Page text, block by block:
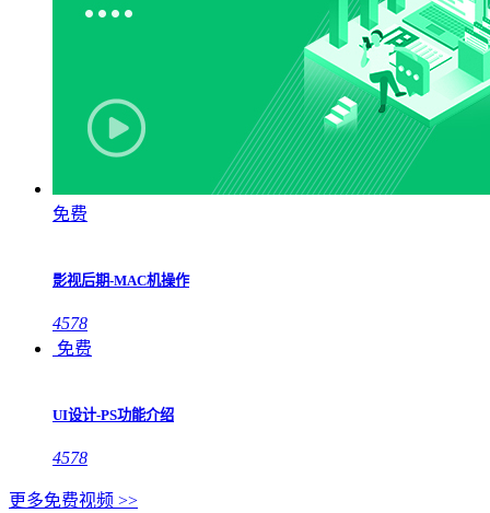
免费
影视后期-MAC机操作
4578
免费
UI设计-PS功能介绍
4578
更多免费视频 >>